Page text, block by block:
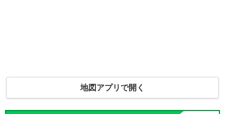
地図アプリで開く